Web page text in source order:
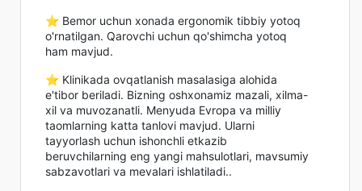
⭐️ Bemor uchun xonada ergonomik tibbiy yotoq
o'rnatilgan. Qarovchi uchun qo'shimcha yotoq
ham mavjud.
⭐️ Klinikada ovqatlanish masalasiga alohida
e'tibor beriladi. Bizning oshxonamiz mazali, xilma-
xil va muvozanatli. Menyuda Evropa va milliy
taomlarning katta tanlovi mavjud. Ularni
tayyorlash uchun ishonchli etkazib
beruvchilarning eng yangi mahsulotlari, mavsumiy
sabzavotlari va mevalari ishlatiladi..